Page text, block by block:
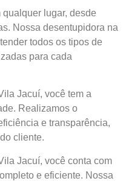
lugar, desde
Nossa desentupidora na
todos os tipos de
para cada
Jacuí, você tem a
Realizamos o
e transparência,
cliente.
Jacuí, você conta com
e eficiente. Nossa